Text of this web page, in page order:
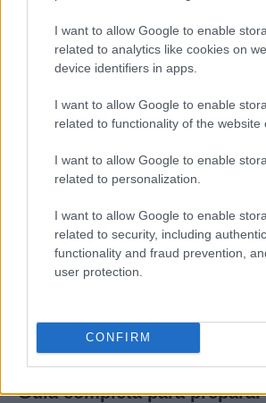
I want to allow Google to enable
related to analytics like cookies on
device identifiers in apps.
I want to allow Google to enable
related to functionality of the website
I want to allow Google to enable
related to personalization.
I want to allow Google to enable
related to security, including
functionality and fraud prevention,
user protection.
CONFIRM
Guía completa para la
eventos masivos
Organizar un evento masivo seguro
meticulosa.…
SALUD Y BIENESTAR
Guía completa para